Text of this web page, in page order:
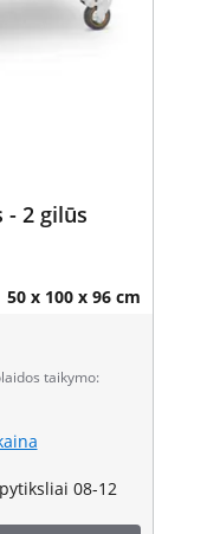
2 gilūs
50 x 100 x 96 cm
taikymo:
08-12